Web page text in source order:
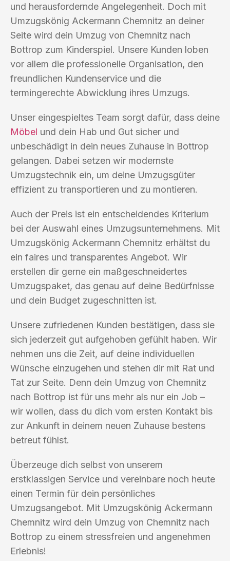
und herausfordernde Angelegenheit. Doch mit
Umzugskönig Ackermann Chemnitz an deiner
Seite wird dein Umzug von Chemnitz nach
Bottrop zum Kinderspiel. Unsere Kunden loben
vor allem die professionelle Organisation, den
freundlichen Kundenservice und die
termingerechte Abwicklung ihres Umzugs.
Unser eingespieltes Team sorgt dafür, dass deine
Möbel und dein Hab und Gut sicher und
unbeschädigt in dein neues Zuhause in Bottrop
gelangen. Dabei setzen wir modernste
Umzugstechnik ein, um deine Umzugsgüter
effizient zu transportieren und zu montieren.
Auch der Preis ist ein entscheidendes Kriterium
bei der Auswahl eines Umzugsunternehmens. Mit
Umzugskönig Ackermann Chemnitz erhältst du
ein faires und transparentes Angebot. Wir
erstellen dir gerne ein maßgeschneidertes
Umzugspaket, das genau auf deine Bedürfnisse
und dein Budget zugeschnitten ist.
Unsere zufriedenen Kunden bestätigen, dass sie
sich jederzeit gut aufgehoben gefühlt haben. Wir
nehmen uns die Zeit, auf deine individuellen
Wünsche einzugehen und stehen dir mit Rat und
Tat zur Seite. Denn dein Umzug von Chemnitz
nach Bottrop ist für uns mehr als nur ein Job –
wir wollen, dass du dich vom ersten Kontakt bis
zur Ankunft in deinem neuen Zuhause bestens
betreut fühlst.
Überzeuge dich selbst von unserem
erstklassigen Service und vereinbare noch heute
einen Termin für dein persönliches
Umzugsangebot. Mit Umzugskönig Ackermann
Chemnitz wird dein Umzug von Chemnitz nach
Bottrop zu einem stressfreien und angenehmen
Erlebnis!